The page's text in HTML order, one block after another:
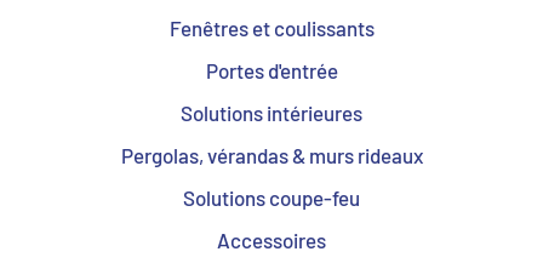
Fenêtres et coulissants
Portes d'entrée
Solutions intérieures
Pergolas, vérandas & murs rideaux
Solutions coupe-feu
Accessoires